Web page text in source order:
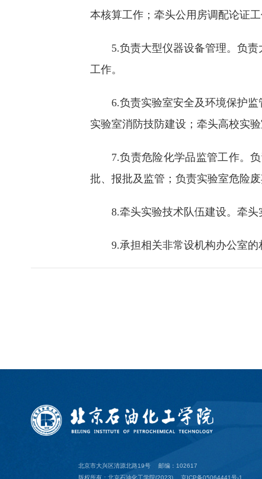
本核算工作；牵头公用房调配论证工
5.负责大型仪器设备管理。负
工作。
6.负责实验室安全及环境保护
实验室消防技防建设；牵头高校实
7.负责危险化学品监管工作。
批、报批及监管；负责实验室危险
8.牵头实验技术队伍建设。牵
9.承担相关非常设机构办公室的
北京市大兴区清源北路19号
邮编：102617
版权所有：北京石油化工学院(2023)
京ICP备05064441号-1